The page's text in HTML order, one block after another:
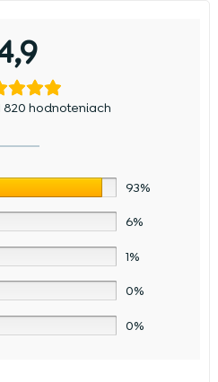
820 hodnoteniach
93%
6%
1%
0%
0%